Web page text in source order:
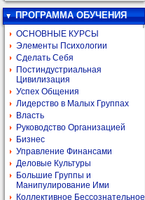
ПРОГРАММА ОБУЧЕНИЯ
ОСНОВНЫЕ КУРСЫ
Элементы Психологии
Сделать Себя
Постиндустриальная
Цивилизация
Успех Общения
Лидерство в Малых Группах
Власть
Руководство Организацией
Бизнес
Управление Финансами
Деловые Культуры
Большие Группы и
Манипулирование Ими
Коллективное Бессознательное